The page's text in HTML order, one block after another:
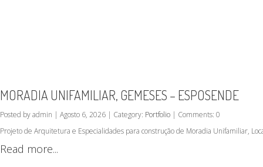
MORADIA UNIFAMILIAR, GEMESES – ESPOSENDE
Posted by admin | Agosto 6, 2026 | Category: Portfolio | Comments: 0
Projeto de Arquitetura e Especialidades para construção de Moradia Unifamiliar,
Read more...